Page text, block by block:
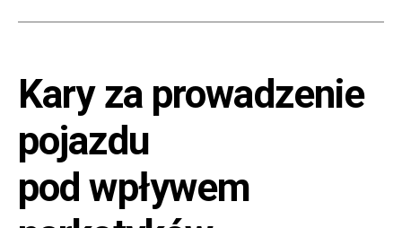
Kary za prowadzenie
pojazdu
pod wpływem